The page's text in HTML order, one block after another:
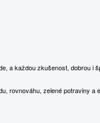
a každou zkušenost, dobrou i
rovnováhu, zelené potraviny